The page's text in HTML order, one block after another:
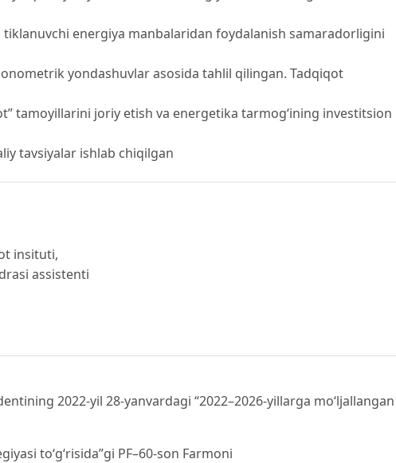
energiya manbalaridan foydalanish samaradorligini
yondashuvlar asosida tahlil qilingan. Tadqiqot
tamoyillarini joriy etish va energetika tarmog‘ining investitsion
tavsiyalar ishlab chiqilgan
insituti,
assistenti
2022-yil 28-yanvardagi “2022–2026-yillarga mo‘ljallangan
to‘g‘risida”gi PF–60-son Farmoni